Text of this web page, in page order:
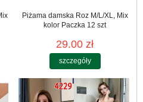
Piżama damska Roz M/L/XL, Mix
kolor Paczka 12 szt
29.00 zł
szczegóły